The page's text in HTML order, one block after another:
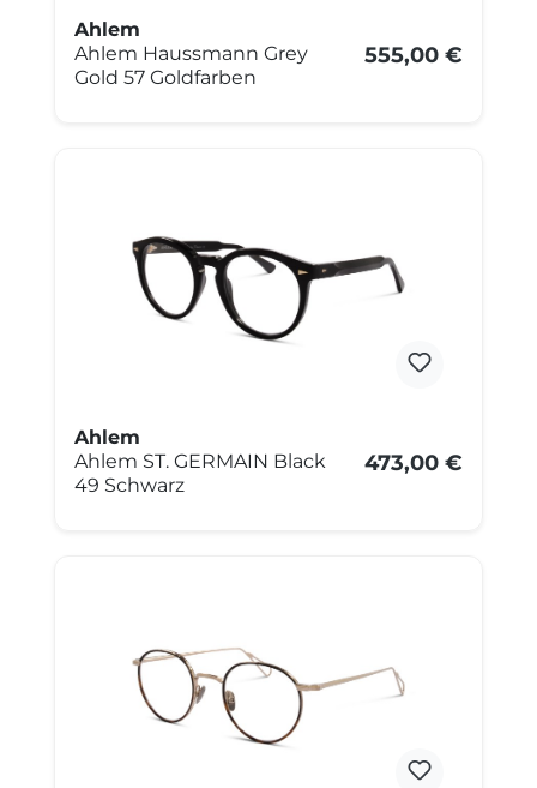
Ahlem
Ahlem Haussmann Grey
Gold 57 Goldfarben
555,00 €
Ahlem
Ahlem ST. GERMAIN Black
49 Schwarz
473,00 €